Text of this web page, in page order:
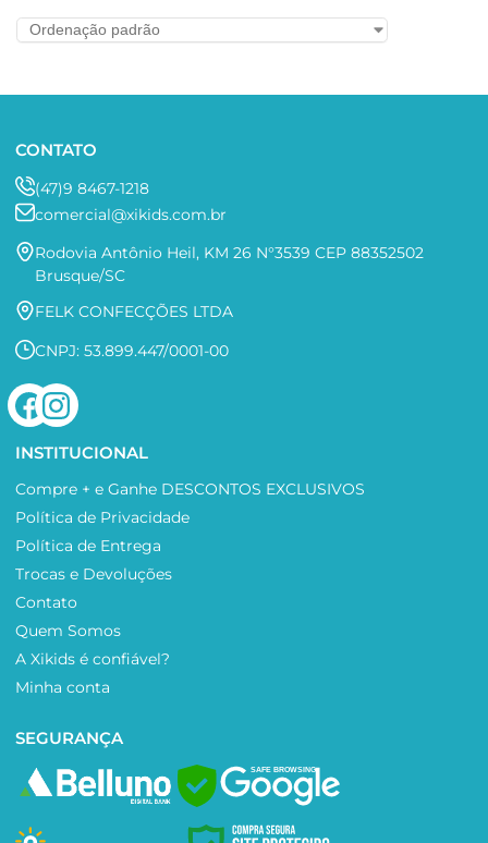
CONTATO
(47)9 8467-1218
comercial@xikids.com.br
Rodovia Antônio Heil, KM 26 N°3539 CEP 88352502
Brusque/SC
FELK CONFECÇÕES LTDA
CNPJ: 53.899.447/0001-00
INSTITUCIONAL
Compre + e Ganhe DESCONTOS EXCLUSIVOS
Política de Privacidade
Política de Entrega
Trocas e Devoluções
Contato
Quem Somos
A Xikids é confiável?
Minha conta
SEGURANÇA
SAFE BROWSING